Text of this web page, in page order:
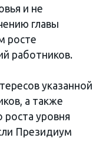
и не
главы
росте
работников.
указанной
а также
роста уровня
Президиум